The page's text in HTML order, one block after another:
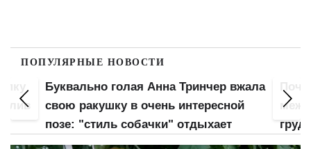
ПОПУЛЯРНЫЕ НОВОСТИ
Буквально голая Анна Тринчер вжала
свою ракушку в очень интересной
позе: "стиль собачки" отдыхает